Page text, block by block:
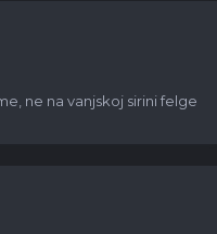
ne na vanjskoj sirini felge